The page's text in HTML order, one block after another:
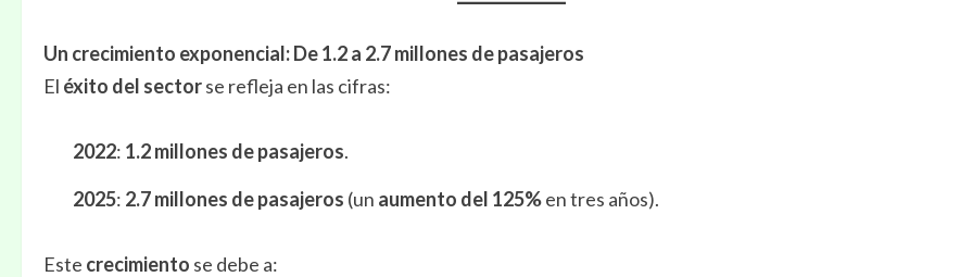
Un crecimiento exponencial: De 1.2 a 2.7 millones de pasajeros
El éxito del sectorse refleja en las cifras:
2022: 1.2 millones de pasajeros.
2025: 2.7 millones de pasajeros (un aumento del 125%en tres años).
Este crecimiento se debe a: